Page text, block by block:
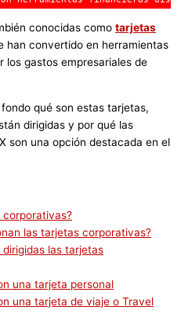
conocidas comotarjetas
han convertido en herramientas
los gastos empresariales de
qué son estas tarjetas,
dirigidas y por qué las
son una opción destacada en el
corporativas?
las tarjetas corporativas?
dirigidas las tarjetas
una tarjeta personal
una tarjeta de viaje o Travel